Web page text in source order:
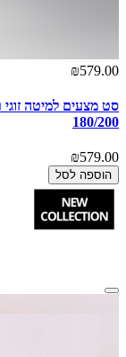
₪579.00
180/200
₪579.00
הוספה לסל